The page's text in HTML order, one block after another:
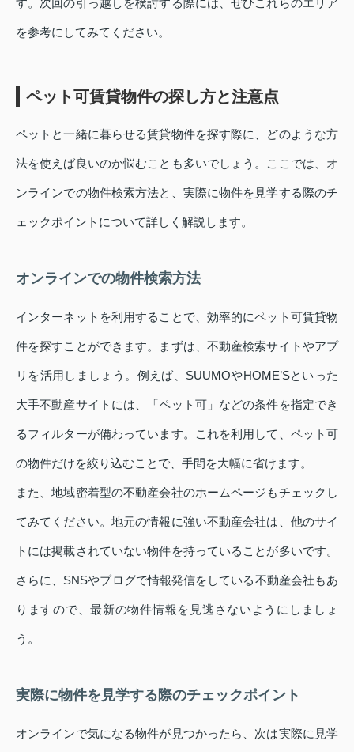
を参考にしてみてください。
ペット可賃貸物件の探し方と注意点
ペットと一緒に暮らせる賃貸物件を探す際に、どのような方
法を使えば良いのか悩むことも多いでしょう。ここでは、オ
ンラインでの物件検索方法と、実際に物件を見学する際のチ
ェックポイントについて詳しく解説します。
オンラインでの物件検索方法
インターネットを利用することで、効率的にペット可賃貸物
件を探すことができます。まずは、不動産検索サイトやアプ
リを活用しましょう。例えば、SUUMOやHOME’Sといった
大手不動産サイトには、「ペット可」などの条件を指定でき
るフィルターが備わっています。これを利用して、ペット可
の物件だけを絞り込むことで、手間を大幅に省けます。
また、地域密着型の不動産会社のホームページもチェックし
てみてください。地元の情報に強い不動産会社は、他のサイ
トには掲載されていない物件を持っていることが多いです。
さらに、SNSやブログで情報発信をしている不動産会社もあ
りますので、最新の物件情報を見逃さないようにしましょ
う。
実際に物件を見学する際のチェックポイント
オンラインで気になる物件が見つかったら、次は実際に見学